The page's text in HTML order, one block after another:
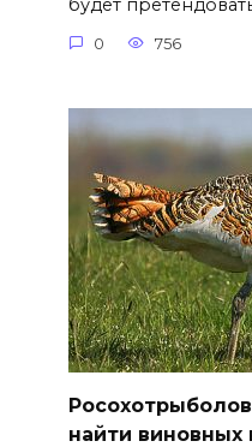
будет
0 756
найти